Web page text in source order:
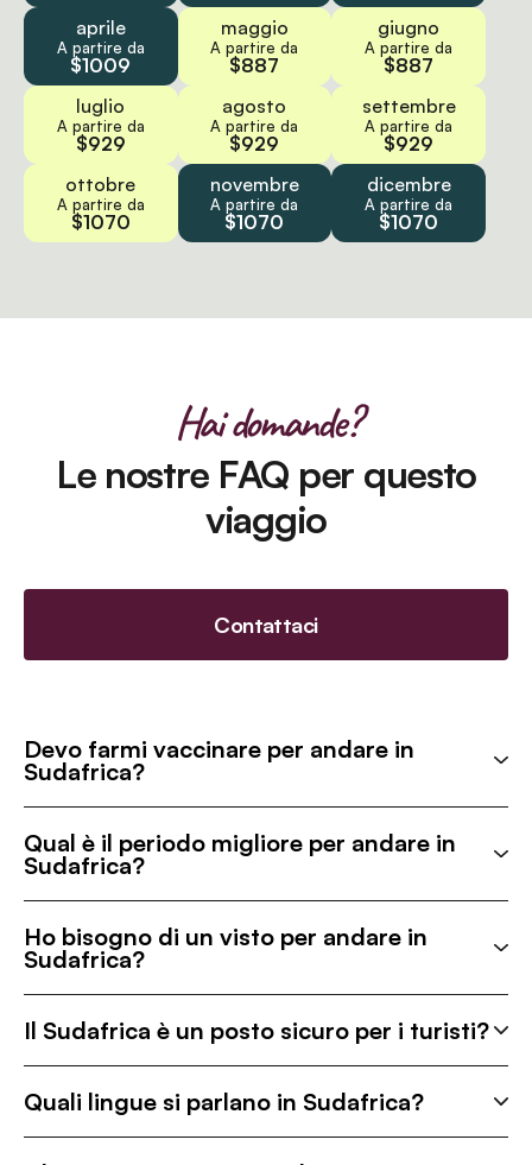
aprile
A partire da
$1009
maggio
A partire da
$887
giugno
A partire da
$887
luglio
A partire da
$929
agosto
A partire da
$929
settembre
A partire da
$929
ottobre
A partire da
$1070
novembre
A partire da
$1070
dicembre
A partire da
$1070
Hai domande?
Le nostre FAQ per questo
viaggio
Contattaci
Devo farmi vaccinare per andare in
Sudafrica?
Qual è il periodo migliore per andare in
Sudafrica?
Ho bisogno di un visto per andare in
Sudafrica?
Il Sudafrica è un posto sicuro per i turisti?
Quali lingue si parlano in Sudafrica?